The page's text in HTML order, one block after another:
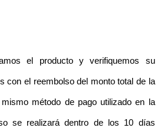
el producto y verifiquemos su
con el reembolso del monto total de la
método de pago utilizado en la
se realizará dentro de los 10 días